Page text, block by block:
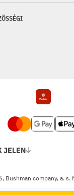
JELEN
Bushman company, a. s.